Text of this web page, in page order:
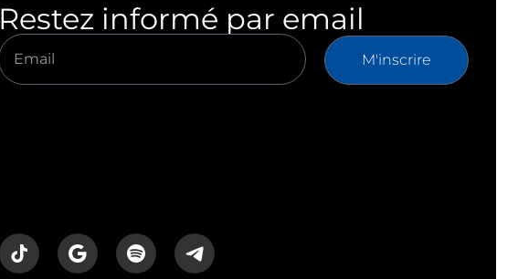
Restez informé par email
M'inscrire